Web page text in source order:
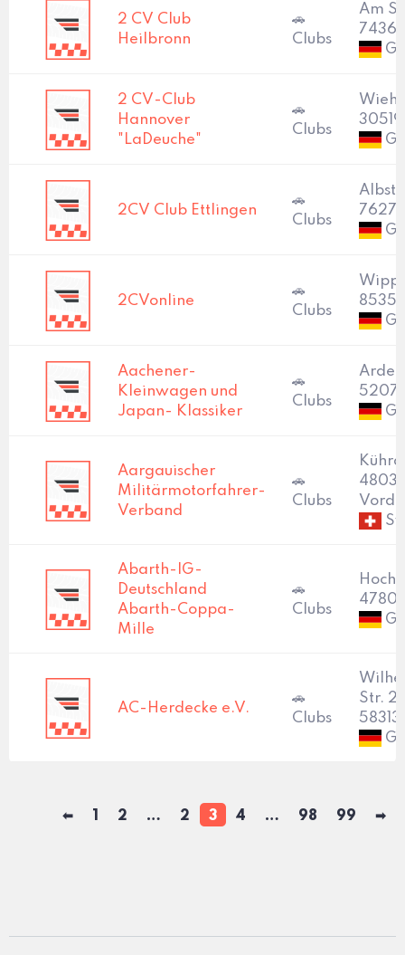
2 CV Club
Heilbronn
🚗
Clubs
Am
2 CV-Club
Hannover
"LaDeuche"
🚗
Clubs
2CV Club Ettlingen
🚗
Clubs
2CVonline
🚗
Clubs
Aachener-
Kleinwagen und
Japan- Klassiker
🚗
Clubs
Aargauischer
Militärmotorfahrer-
Verband
🚗
Clubs
4803
Abarth-IG-
Deutschland
Abarth-Coppa-
Mille
🚗
Clubs
AC-Herdecke e.V.
🚗
Clubs
Str.
⬅ 1 2 2 3 4 98 99 ➡